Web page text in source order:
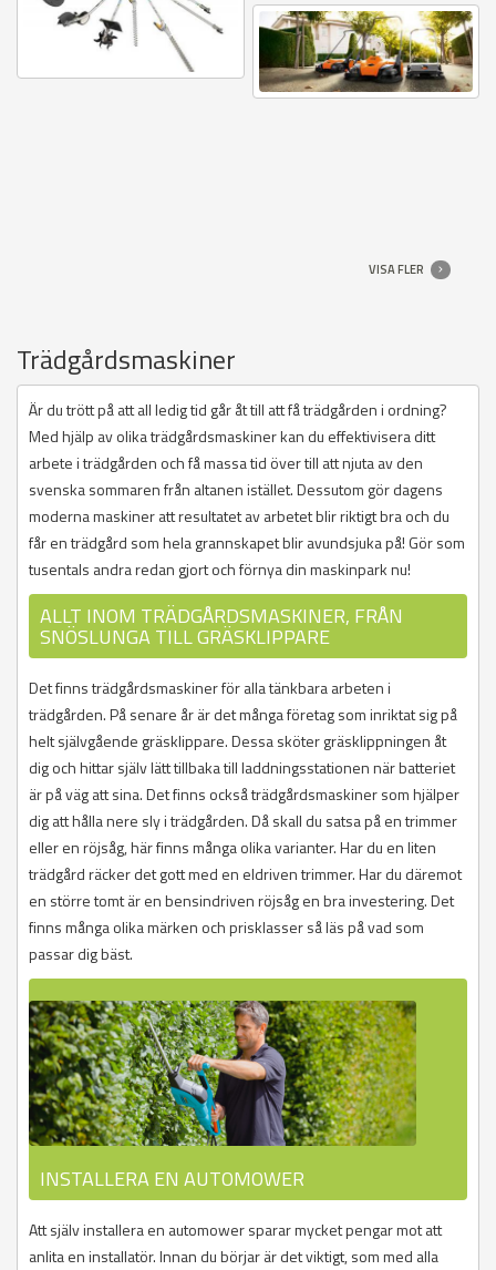
VISA FLER
Trädgårdsmaskiner
Är du trött på att all ledig tid går åt till att få trädgården i ordning?
Med hjälp av olika trädgårdsmaskiner kan du effektivisera ditt
arbete i trädgården och få massa tid över till att njuta av den
svenska sommaren från altanen istället. Dessutom gör dagens
moderna maskiner att resultatet av arbetet blir riktigt bra och du
får en trädgård som hela grannskapet blir avundsjuka på! Gör som
tusentals andra redan gjort och förnya din maskinpark nu!
ALLT INOM TRÄDGÅRDSMASKINER, FRÅN
SNÖSLUNGA TILL GRÄSKLIPPARE
Det finns trädgårdsmaskiner för alla tänkbara arbeten i
trädgården. På senare år är det många företag som inriktat sig på
helt självgående gräsklippare. Dessa sköter gräsklippningen åt
dig och hittar själv lätt tillbaka till laddningsstationen när batteriet
är på väg att sina. Det finns också trädgårdsmaskiner som hjälper
dig att hålla nere sly i trädgården. Då skall du satsa på en trimmer
eller en röjsåg, här finns många olika varianter. Har du en liten
trädgård räcker det gott med en eldriven trimmer. Har du däremot
en större tomt är en bensindriven röjsåg en bra investering. Det
finns många olika märken och prisklasser så läs på vad som
passar dig bäst.
INSTALLERA EN AUTOMOWER
Att själv installera en automower sparar mycket pengar mot att
anlita en installatör. Innan du börjar är det viktigt, som med alla